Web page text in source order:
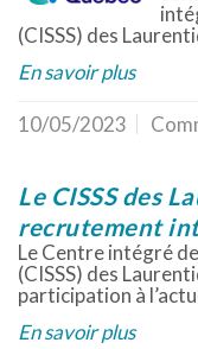
(CISSS) des
En savoir plus
10/05/2023
Le CISSS des
recrutement
Le Centre intégré
(CISSS) des
participation à
En savoir plus